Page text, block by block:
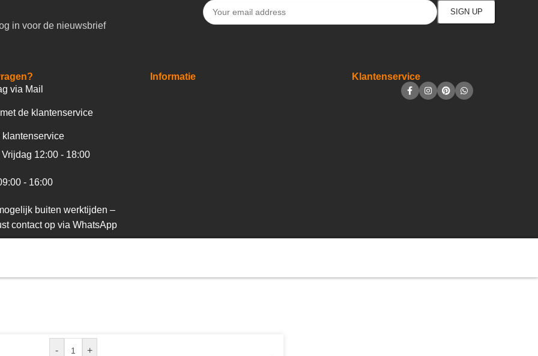
in voor de nieuwsbrief
via Mail
de klantenservice
klantenservice
12:00 - 18:00
- 16:00
buiten werktijden –
contact op via WhatsApp
Informatie Klantenservice
- +